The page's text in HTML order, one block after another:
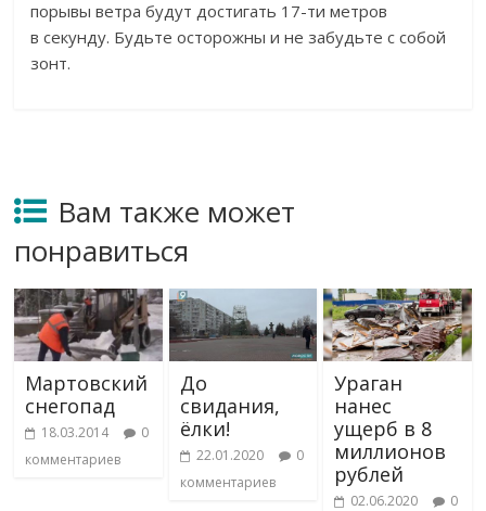
порывы ветра будут достигать 17-ти метров
в секунду. Будьте осторожны и не забудьте с собой
зонт.
Вам также может
понравиться
Мартовский
снегопад
18.03.2014
0
комментариев
До
свидания,
ёлки!
22.01.2020
0
комментариев
Ураган
нанес
ущерб в 8
миллионов
рублей
02.06.2020
0